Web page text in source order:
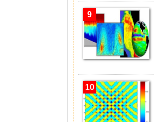
9
10